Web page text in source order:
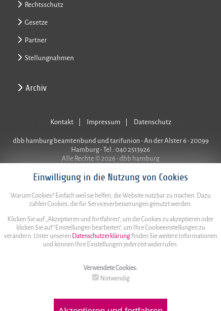
Einwilligung in die Nutzung von Cookies
Warum Cookies? Einfach weil sie helfen, die Website nutzbar zu machen. Dazu
zählen Cookies, die für Serviceverbesserungen genutzt werden.
Klicken Sie auf „Akzeptieren und fortfahren", um die Cookies zu akzeptieren oder
klicken Sie auf "Einstellungen bearbeiten", um Ihre Cookieeinstellungen zu
verändern. Unter unseren Datenschutzerklärungfinden Sie weitere Informationen
und können Ihre Einstellungen jederzeit widerrufen.
Verwendete Cookies:
Notwendig
Rechtsschutz
Gesetze
Partner
Stellungnahmen
Archiv
Kontakt Impressum Datenschutz
dbb hamburg beamtenbund und tarifunion • An der Alster 6 • 20099
Hamburg • Tel.: 040 2513926
Alle Rechte © 2026 • dbb hamburg